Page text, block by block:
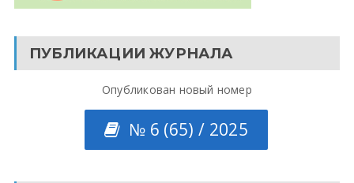
ПУБЛИКАЦИИ ЖУРНАЛА
Опубликован новый номер
№ 6 (65) / 2025